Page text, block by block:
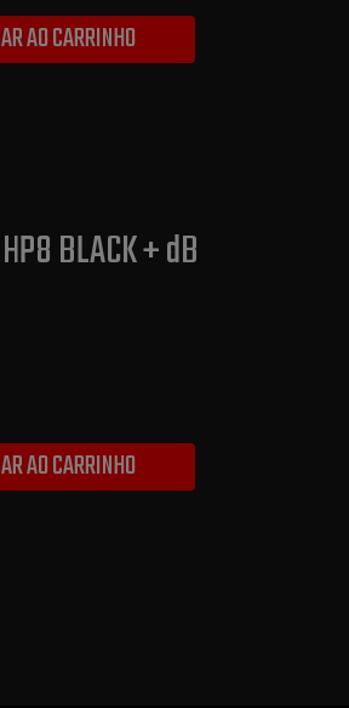
AO CARRINHO
BLACK + dB
AO CARRINHO